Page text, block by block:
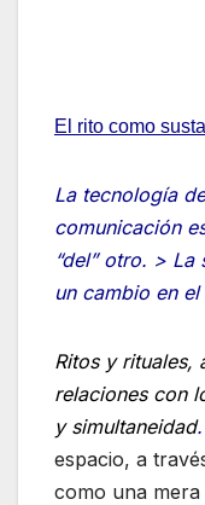
El rito como
La tecnología
comunicación
“del” otro. > La
un cambio en
Ritos y rituales,
relaciones con
y simultaneidad.
espacio, a
como una